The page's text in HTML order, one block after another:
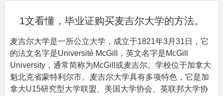
1文看懂，毕业证购买麦吉尔大学的方法。
麦吉尔大学是一所公立大学，成立于1821年3月31日，它
的法文名字是Université McGill，英文名字是McGill
University ，通常简称为McGill或麦吉尔。学校位于加拿大
魁北克省蒙特利尔市。麦吉尔大学具有多项特色，它是加
拿大U15研究型大学联盟、美国大学协会、英联邦大学协